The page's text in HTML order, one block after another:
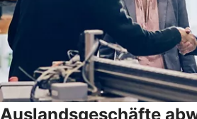
Auslandsgeschäfte